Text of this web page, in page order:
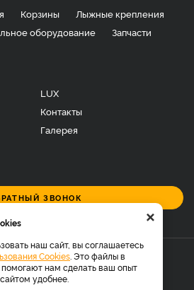
Корзины
Лыжные крепления
оборудование
Запчасти
LUX
Контакты
Галерея
ЗВОНОК
LUX.
×
наш сайт, вы соглашаетесь
Cookies . Это файлы в
помогают нам сделать ваш опыт
удобнее.